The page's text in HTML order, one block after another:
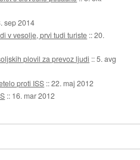
sep 2014
v vesolje, prvi tudi turiste ::20.
plovil za prevoz ljudi ::5. avg
proti ISS ::22. maj 2012
:: 16. mar 2012